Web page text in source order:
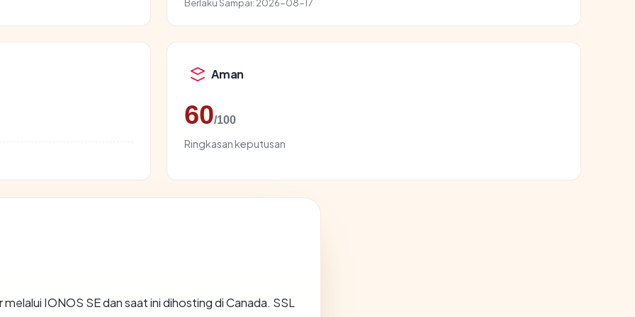
Aman
60/100
Ringkasan keputusan
IONOS SE dan saat ini dihosting di Canada. SSL